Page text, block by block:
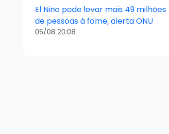
El Niño pode levar mais 49 milhões
de pessoas à fome, alerta ONU
05/08 20:08